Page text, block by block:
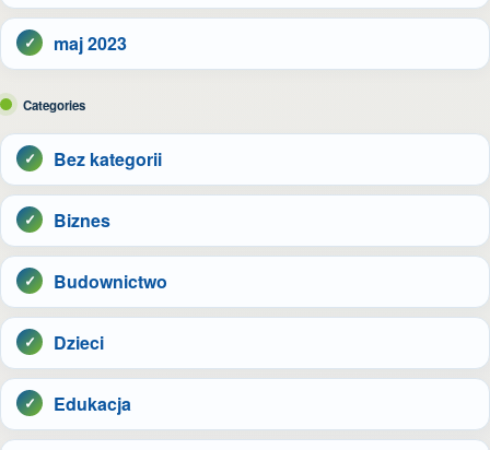
maj 2023
Categories
Bez kategorii
Biznes
Budownictwo
Dzieci
Edukacja